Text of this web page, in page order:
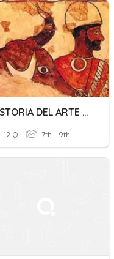
HISTORIA DEL ARTE - ARTE MESOPOTÁMICO
12 Q 7th - 9th